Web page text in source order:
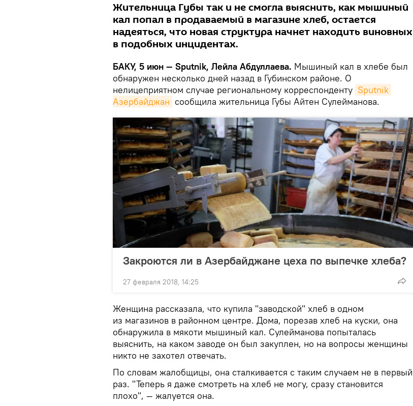
Жительница Губы так и не смогла выяснить, как мышиный
кал попал в продаваемый в магазине хлеб, остается
надеяться, что новая структура начнет находить виновных
в подобных инцидентах.
БАКУ, 5 июн — Sputnik, Лейла Абдуллаева. Мышиный кал в хлебе был
обнаружен несколько дней назад в Губинском районе. О
нелицеприятном случае региональному корреспонденту Sputnik
Азербайджан сообщила жительница Губы Айтен Сулейманова.
Закроются ли в Азербайджане цеха по выпечке хлеба?
27 февраля 2018, 14:25
Женщина рассказала, что купила "заводской" хлеб в одном
из магазинов в районном центре. Дома, порезав хлеб на куски, она
обнаружила в мякоти мышиный кал. Сулейманова попыталась
выяснить, на каком заводе он был закуплен, но на вопросы женщины
никто не захотел отвечать.
По словам жалобщицы, она сталкивается с таким случаем не в первый
раз. "Теперь я даже смотреть на хлеб не могу, сразу становится
плохо", — жалуется она.